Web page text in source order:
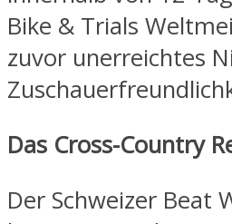
Bike & Trials
zuvor unerreichtes
Das Cross-Country
Der Schweizer Beat